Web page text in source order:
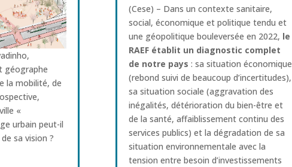
géographe
la mobilité, de
«
urbain peut-il
sa vision ?
(Cese) – Dans un contexte sanitaire,
social, économique et politique tendu et
une géopolitique bouleversée en 2022, le
RAEF établit un diagnostic complet
de notre pays : sa situation économique
(rebond suivi de beaucoup d’incertitudes),
sa situation sociale (aggravation des
inégalités, détérioration du bien-être et
de la santé, affaiblissement continu des
services publics) et la dégradation de sa
situation environnementale avec la
tension entre besoin d’investissements